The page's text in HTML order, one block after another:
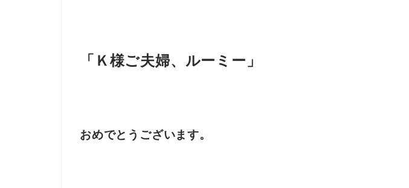
「Ｋ様ご夫婦、ルーミー」
おめでとうございます。